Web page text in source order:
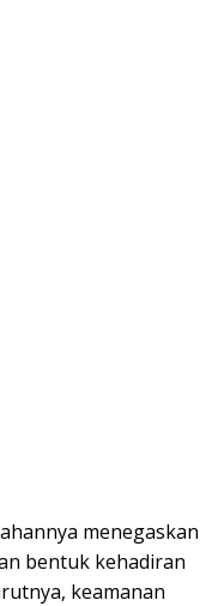
menegaskan
bentuk kehadiran
keamanan